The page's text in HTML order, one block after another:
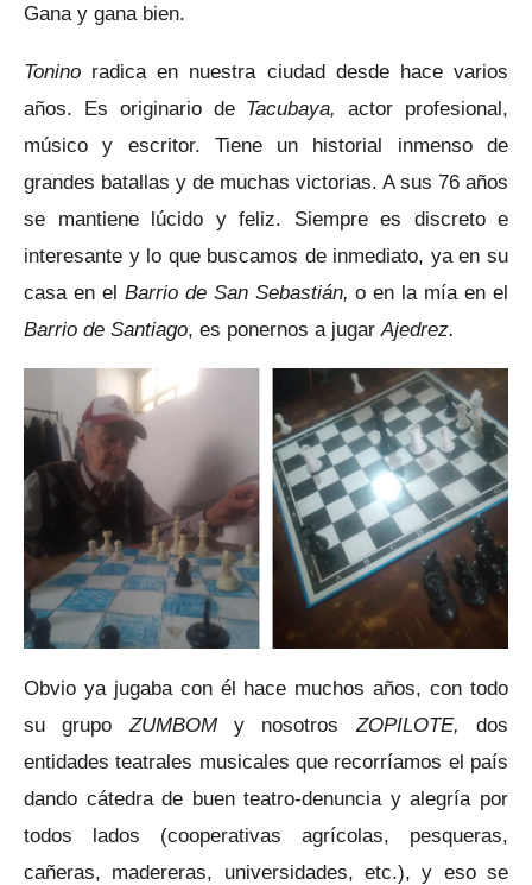
Gana y gana bien.
Tonino radica en nuestra ciudad desde hace varios
años. Es originario de Tacubaya, actor profesional,
músico y escritor. Tiene un historial inmenso de
grandes batallas y de muchas victorias. A sus 76 años
se mantiene lúcido y feliz. Siempre es discreto e
interesante y lo que buscamos de inmediato, ya en su
casa en el Barrio de San Sebastián, o en la mía en el
Barrio de Santiago, es ponernos a jugar Ajedrez.
Obvio ya jugaba con él hace muchos años, con todo
su grupo ZUMBOMy nosotros ZOPILOTE, dos
entidades teatrales musicales que recorríamos el país
dando cátedra de buen teatro-denuncia y alegría por
todos lados (cooperativas agrícolas, pesqueras,
cañeras, madereras, universidades, etc.), y eso se